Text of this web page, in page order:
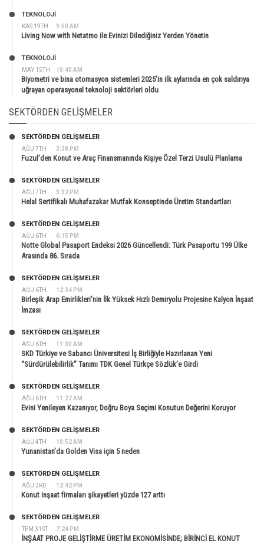
KAS 19TH 9:50 AM
TEKNOLOJİ
Living Now with Netatmo ile Evinizi Dilediğiniz Yerden Yönetin
MAY 15TH 10:40 AM
TEKNOLOJİ
Biyometri ve bina otomasyon sistemleri 2025’in ilk aylarında en çok saldırıya
uğrayan operasyonel teknoloji sektörleri oldu
SEKTÖRDEN GELIŞMELER
AĞU 7TH 3:38 PM
SEKTÖRDEN GELIŞMELER
Fuzul’den Konut ve Araç Finansmanında Kişiye Özel Terzi Usulü Planlama
AĞU 7TH 3:32 PM
SEKTÖRDEN GELIŞMELER
Helal Sertifikalı Muhafazakar Mutfak Konseptinde Üretim Standartları
AĞU 6TH 6:15 PM
SEKTÖRDEN GELIŞMELER
Notte Global Pasaport Endeksi 2026 Güncellendi: Türk Pasaportu 199 Ülke
Arasında 86. Sırada
AĞU 6TH 12:34 PM
SEKTÖRDEN GELIŞMELER
Birleşik Arap Emirlikleri’nin İlk Yüksek Hızlı Demiryolu Projesine Kalyon İnşaat
İmzası
AĞU 6TH 11:30 AM
SEKTÖRDEN GELIŞMELER
SKD Türkiye ve Sabancı Üniversitesi İş Birliğiyle Hazırlanan Yeni
“Sürdürülebilirlik” Tanımı TDK Genel Türkçe Sözlük’e Girdi
AĞU 6TH 11:27 AM
SEKTÖRDEN GELIŞMELER
Evini Yenileyen Kazanıyor, Doğru Boya Seçimi Konutun Değerini Koruyor
AĞU 4TH 10:52 AM
SEKTÖRDEN GELIŞMELER
Yunanistan’da Golden Visa için 5 neden
AĞU 3RD 12:42 PM
SEKTÖRDEN GELIŞMELER
Konut inşaat firmaları şikayetleri yüzde 127 arttı
TEM 31ST 7:24 PM
SEKTÖRDEN GELIŞMELER
İNŞAAT PROJE GELİŞTİRME ÜRETİM EKONOMİSİNDE; BİRİNCİ EL KONUT